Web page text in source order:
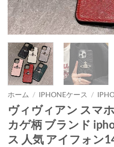
ホーム / IPHONEケース /
ヴィヴィアン スマ
カゲ柄 ブランド
ス 人気 アイフォン